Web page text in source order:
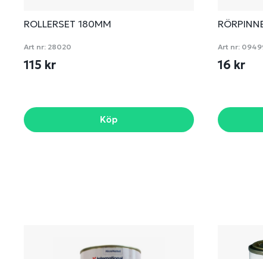
ROLLERSET 180MM
Art nr: 28020
115 kr
Köp
Art nr:
16 kr